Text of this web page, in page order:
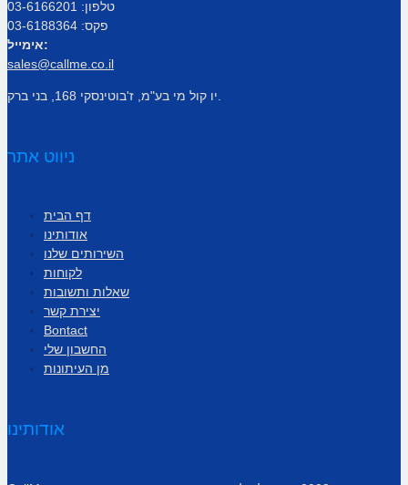
טלפון: 03-6166201
פקס: 03-6188364
אימייל:
sales@callme.co.il
ניווט אתר
דף הבית
אודותינו
השירותים שלנו
לקוחות
שאלות ותשובות
יצירת קשר
Bontact
החשבון שלי
מן העיתונות
אודותינו